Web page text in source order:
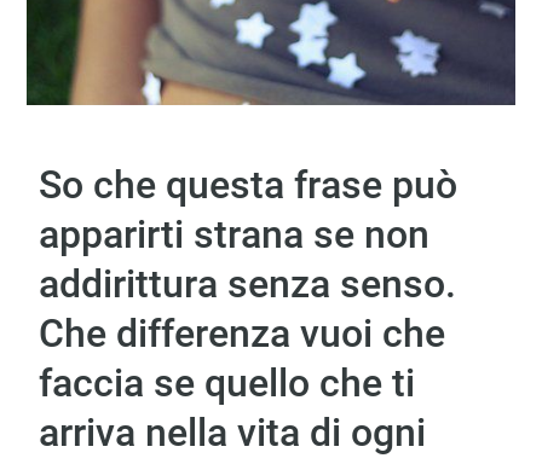
So che questa frase può
apparirti strana se non
addirittura senza senso.
Che differenza vuoi che
faccia se quello che ti
arriva nella vita di ogni